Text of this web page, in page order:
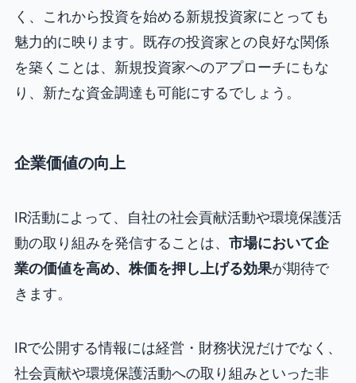
く、これから投資を始める新規投資家にとっても
魅力的に映ります。既存の投資家との良好な関係
を築くことは、新規投資家へのアプローチにもな
り、新たな資金調達も可能にするでしょう。
企業価値の向上
IR活動によって、自社の社会貢献活動や環境保護活
動の取り組みを発信することは、 市場において企
業の価値を高め、株価を押し上げる効果が期待で
きます。
IRで公開する情報には経営・財務状況だけでなく、
社会貢献や環境保護活動への取り組みといった非